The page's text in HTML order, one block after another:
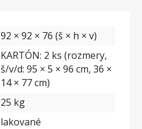
92 × 92 × 76 (š × h × v)
KARTÓN: 2 ks (rozmery,
š/v/d: 95 × 5 × 96 cm, 36 ×
14 × 77 cm)
25 kg
lakované